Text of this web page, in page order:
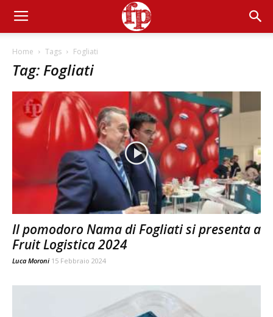
Home Tags Fogliati
Tag: Fogliati
Il pomodoro Nama di Fogliati si presenta a
Fruit Logistica 2024
Luca Moroni 15 Febbraio 2024